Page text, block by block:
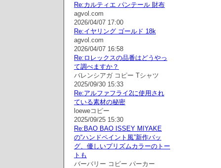
Re:カルティエ パンテール 財布
agvol.com
2026/04/07 17:00
Re:イヤリング ゴールド 18k
agvol.com
2026/04/07 16:58
Re:ロレックスの品番はどうやっ
て調べますか？
バレンシアガ コピー Tシャツ
2025/09/30 15:33
Re:アルファフライ2に使用され
ている素材の秘密
loeweコピー
2025/09/25 15:30
Re:BAO BAO ISSEY MIYAKE
の“ハンドペイント風”新作バッ
グ、優しいプリズムカラーのトー
トも
バーバリー コピー パーカー